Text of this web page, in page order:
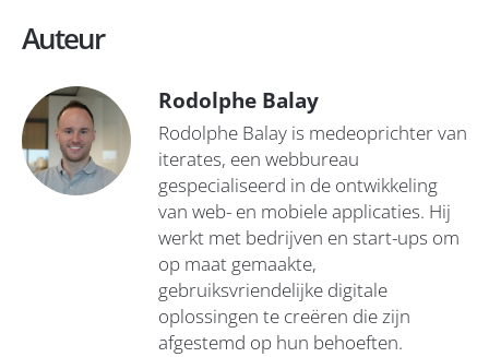
Auteur
Rodolphe Balay
Rodolphe Balay is medeoprichter van
iterates, een webbureau
gespecialiseerd in de ontwikkeling
van web- en mobiele applicaties. Hij
werkt met bedrijven en start-ups om
op maat gemaakte,
gebruiksvriendelijke digitale
oplossingen te creëren die zijn
afgestemd op hun behoeften.